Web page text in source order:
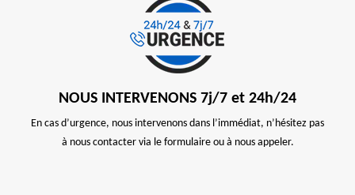
NOUS INTERVENONS 7j/7 et 24h/24
En cas d’urgence, nous intervenons dans l’immédiat, n’hésitez pas
à nous contacter via le formulaire ou à nous appeler.